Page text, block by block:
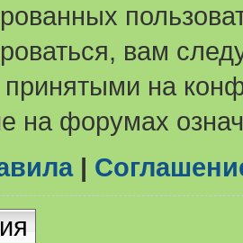
вам
принятыми на
на форумах
|